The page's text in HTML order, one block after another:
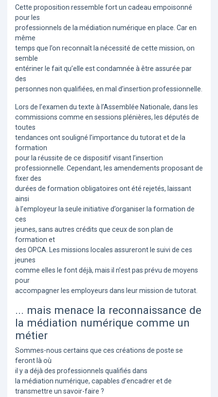
Cette proposition ressemble fort un cadeau empoisonné
pour les
professionnels de la médiation numérique en place. Car en
même
temps que l’on reconnaît la nécessité de cette mission, on
semble
entériner le fait qu’elle est condamnée à être assurée par
des
personnes non qualifiées, en mal d’insertion professionnelle.
Lors de l’examen du texte à l’Assemblée Nationale, dans les
commissions comme en sessions plénières, les députés de
toutes
tendances ont souligné l’importance du tutorat et de la
formation
pour la réussite de ce dispositif visant l’insertion
professionnelle. Cependant, les amendements proposant de
fixer des
durées de formation obligatoires ont été rejetés, laissant
ainsi
à l’employeur la seule initiative d’organiser la formation de
ces
jeunes, sans autres crédits que ceux de son plan de
formation et
des OPCA. Les missions locales assureront le suivi de ces
jeunes
comme elles le font déjà, mais il n’est pas prévu de moyens
pour
accompagner les employeurs dans leur mission de tutorat.
... mais menace la reconnaissance de
la médiation numérique comme un
métier
Sommes-nous certains que ces créations de poste se
feront là où
il y a déjà des professionnels qualifiés dans
la médiation numérique, capables d’encadrer et de
transmettre un savoir-faire ?